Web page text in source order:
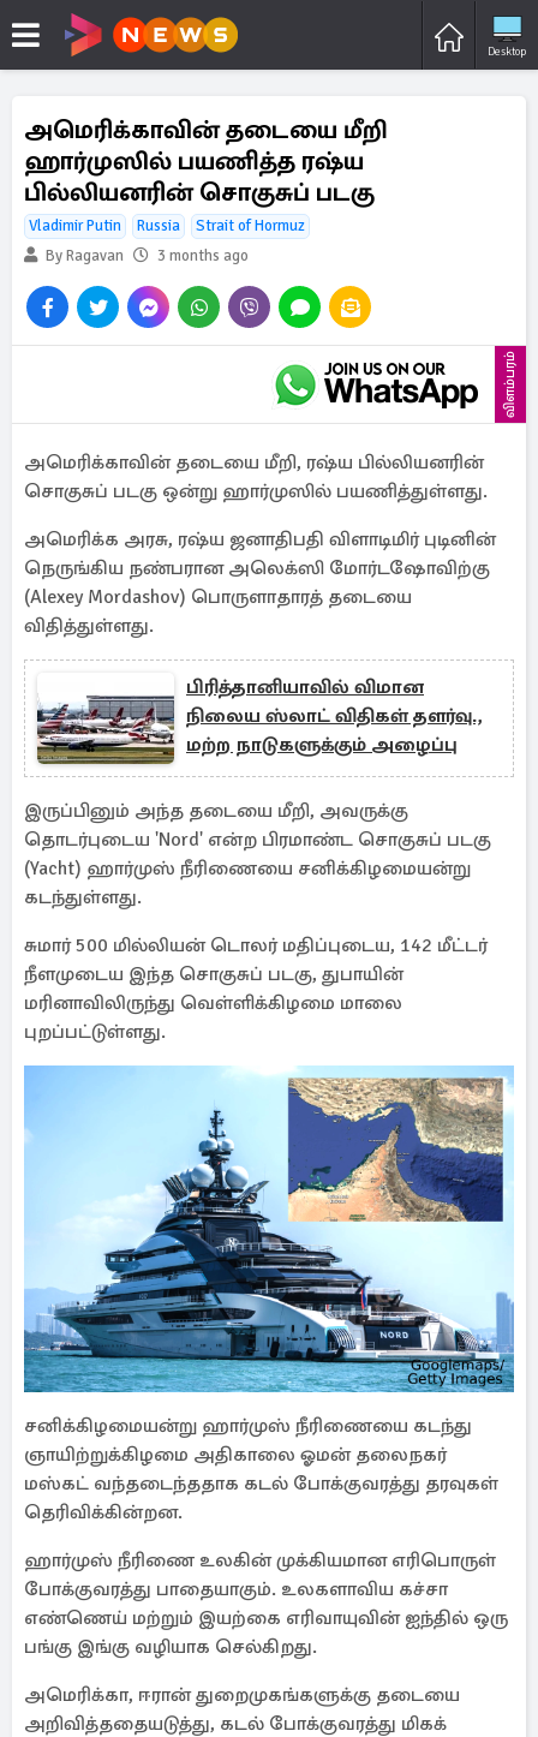
Desktop
அமெரிக்காவின் தடையை மீறி
ஹார்முஸில் பயணித்த ரஷ்ய
பில்லியனரின் சொகுசுப் படகு
Vladimir Putin Russia
Strait of Hormuz
By Ragavan
3 months ago
விளம்பரம்
அமெரிக்காவின் தடையை மீறி, ரஷ்ய பில்லியனரின்
சொகுசுப் படகு ஒன்று ஹார்முஸில் பயணித்துள்ளது.
அமெரிக்க அரசு, ரஷ்ய ஜனாதிபதி விளாடிமிர் புடினின்
நெருங்கிய நண்பரான அலெக்ஸி மோர்டஷோவிற்கு
(Alexey Mordashov) பொருளாதாரத் தடையை
விதித்துள்ளது.
பிரித்தானியாவில் விமான
நிலைய ஸ்லாட் விதிகள் தளர்வு.,
மற்ற நாடுகளுக்கும் அழைப்பு
இருப்பினும் அந்த தடையை மீறி, அவருக்கு
தொடர்புடைய 'Nord' என்ற பிரமாண்ட சொகுசுப் படகு
(Yacht) ஹார்முஸ் நீரிணையை சனிக்கிழமையன்று
கடந்துள்ளது.
சுமார் 500 மில்லியன் டொலர் மதிப்புடைய, 142 மீட்டர்
நீளமுடைய இந்த சொகுசுப் படகு, துபாயின்
மரினாவிலிருந்து வெள்ளிக்கிழமை மாலை
புறப்பட்டுள்ளது.
சனிக்கிழமையன்று ஹார்முஸ் நீரிணையை கடந்து
ஞாயிற்றுக்கிழமை அதிகாலை ஓமன் தலைநகர்
மஸ்கட் வந்தடைந்ததாக கடல் போக்குவரத்து தரவுகள்
தெரிவிக்கின்றன.
ஹார்முஸ் நீரிணை உலகின் முக்கியமான எரிபொருள்
போக்குவரத்து பாதையாகும். உலகளாவிய கச்சா
எண்ணெய் மற்றும் இயற்கை எரிவாயுவின் ஐந்தில் ஒரு
பங்கு இங்கு வழியாக செல்கிறது.
அமெரிக்கா, ஈரான் துறைமுகங்களுக்கு தடையை
அறிவித்ததையடுத்து, கடல் போக்குவரத்து மிகக்